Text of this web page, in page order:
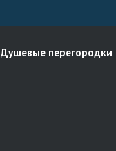
Душевые перегородки